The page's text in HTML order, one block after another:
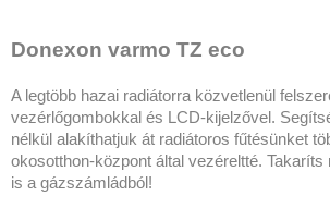
Donexon varmo TZ eco
A legtöbb hazai radiátorra közvetlenül
vezérlőgombokkal és LCD-kijelzővel.
nélkül alakíthatjuk át radiátoros fűtésünket
okosotthon-központ által vezéreltté. Takaríts
is a gázszámládból!